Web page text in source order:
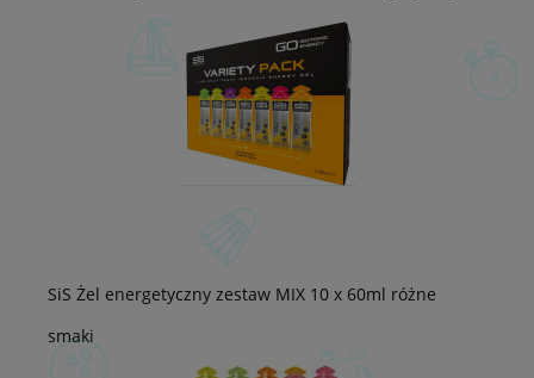
SiS Żel energetyczny zestaw MIX 10 x 60ml różne
smaki